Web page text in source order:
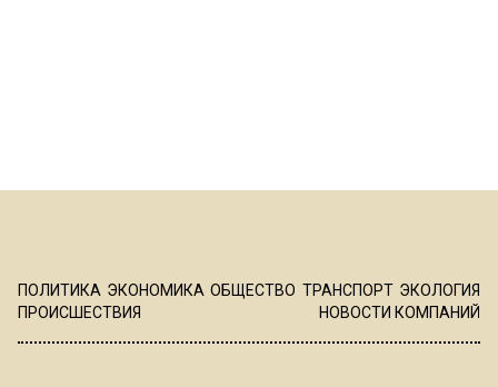
ПОЛИТИКА ЭКОНОМИКА ОБЩЕСТВО ТРАНСПОРТ ЭКОЛОГИЯ
ПРОИСШЕСТВИЯ
НОВОСТИ КОМПАНИЙ